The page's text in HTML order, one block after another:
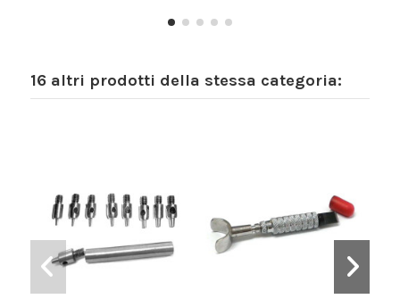
16 altri prodotti della stessa categoria: